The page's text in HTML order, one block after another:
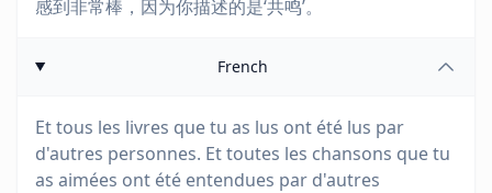
感到非常棒，因为你描述的是‘共鸣’。
French
Et tous les livres que tu as lus ont été lus par
d'autres personnes. Et toutes les chansons que tu
as aimées ont été entendues par d'autres